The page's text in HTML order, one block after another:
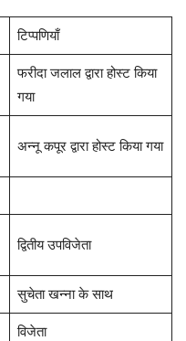
टिप्पणियाँ
फरीदा जलाल द्वारा होस्ट किया
गया
अन्नू कपूर द्वारा होस्ट किया गया
द्वितीय उपविजेता
सुचेता खन्ना के साथ
विजेता